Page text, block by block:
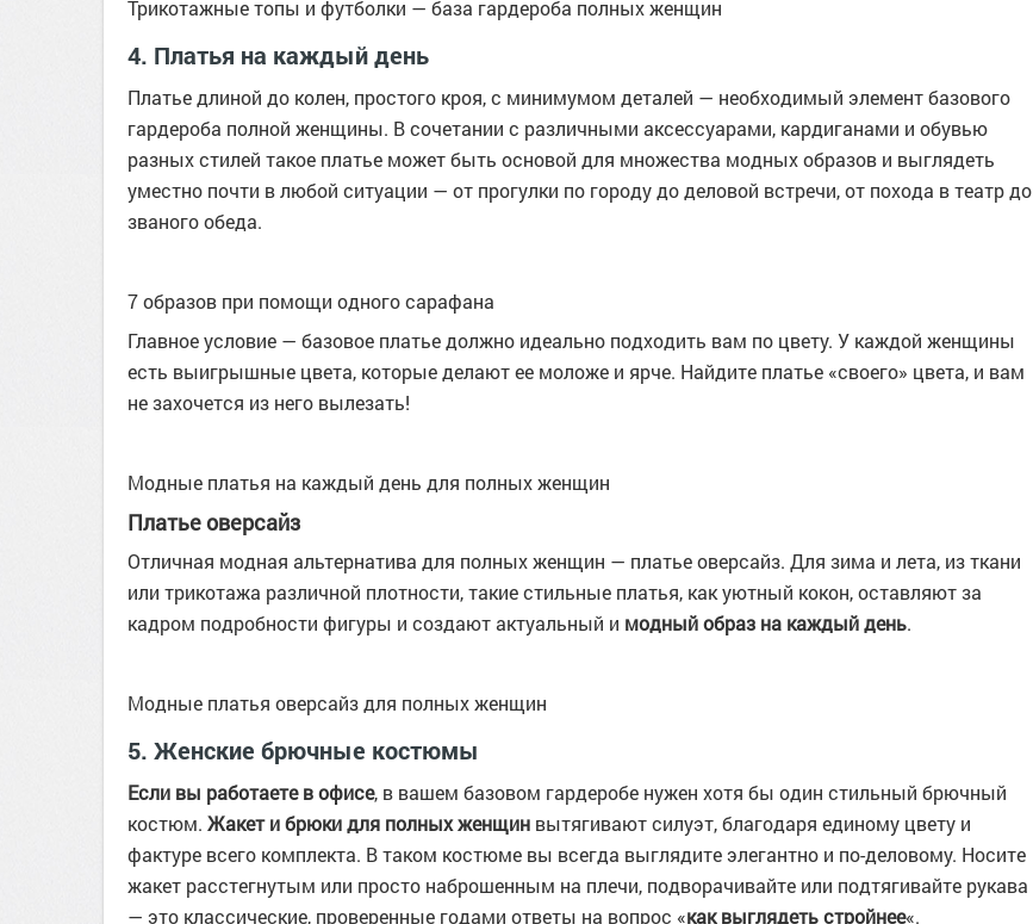
Трикотажные топы и футболки — база гардероба полных женщин
4. Платья на каждый день
Платье длиной до колен, простого кроя, с минимумом деталей — необходимый элемент базового
гардероба полной женщины. В сочетании с различными аксессуарами, кардиганами и обувью
разных стилей такое платье может быть основой для множества модных образов и выглядеть
уместно почти в любой ситуации — от прогулки по городу до деловой встречи, от похода в театр до
званого обеда.
7 образов при помощи одного сарафана
Главное условие — базовое платье должно идеально подходить вам по цвету. У каждой женщины
есть выигрышные цвета, которые делают ее моложе и ярче. Найдите платье «своего» цвета, и вам
не захочется из него вылезать!
Модные платья на каждый день для полных женщин
Платье оверсайз
Отличная модная альтернатива для полных женщин — платье оверсайз. Для зима и лета, из ткани
или трикотажа различной плотности, такие стильные платья, как уютный кокон, оставляют за
кадром подробности фигуры и создают актуальный и модный образ на каждый день.
Модные платья оверсайз для полных женщин
5. Женские брючные костюмы
Если вы работаете в офисе, в вашем базовом гардеробе нужен хотя бы один стильный брючный
костюм. Жакет и брюки для полных женщин вытягивают силуэт, благодаря единому цвету и
фактуре всего комплекта. В таком костюме вы всегда выглядите элегантно и по-деловому. Носите
жакет расстегнутым или просто наброшенным на плечи, подворачивайте или подтягивайте рукава
— это классические, проверенные годами ответы на вопрос «как выглядеть стройнее«.